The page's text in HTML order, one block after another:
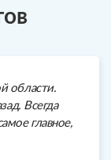
области.
Всегда
главное,